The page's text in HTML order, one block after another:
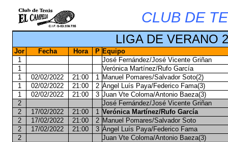
CLUB DE
LIGA DE VERANO
Jor Fecha Hora P Equipo
1
José Fernández/José Vicente Griñan
1
Verónica Martínez/Rufo García
1
02/02/2022 21:00 1 Manuel Pomares/Salvador Soto(2)
1
02/02/2022 21:00 2 Ángel Luís Paya/Federico Fama(3)
1
02/02/2022 21:00 3 Juan Vte Coloma/Antonio Baeza(3)
2
José Fernández/José Vicente Griñan
2
17/02/2022 21:00 1 Verónica Martínez/Rufo García
2
17/02/2022 21:00 2 Manuel Pomares/Salvador Soto
2
17/02/2022 21:00 3 Ángel Luís Paya/Federico Fama
2
Juan Vte Coloma/Antonio Baeza(3)